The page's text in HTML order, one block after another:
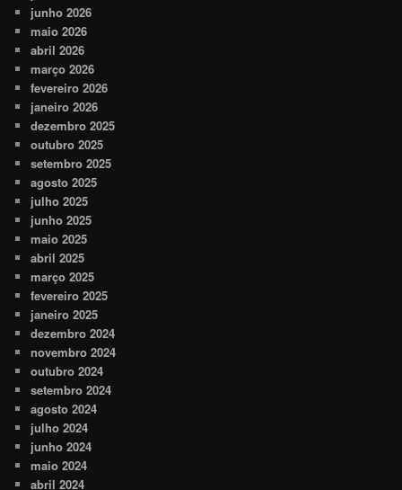
junho 2026
maio 2026
abril 2026
março 2026
fevereiro 2026
janeiro 2026
dezembro 2025
outubro 2025
setembro 2025
agosto 2025
julho 2025
junho 2025
maio 2025
abril 2025
março 2025
fevereiro 2025
janeiro 2025
dezembro 2024
novembro 2024
outubro 2024
setembro 2024
agosto 2024
julho 2024
junho 2024
maio 2024
abril 2024